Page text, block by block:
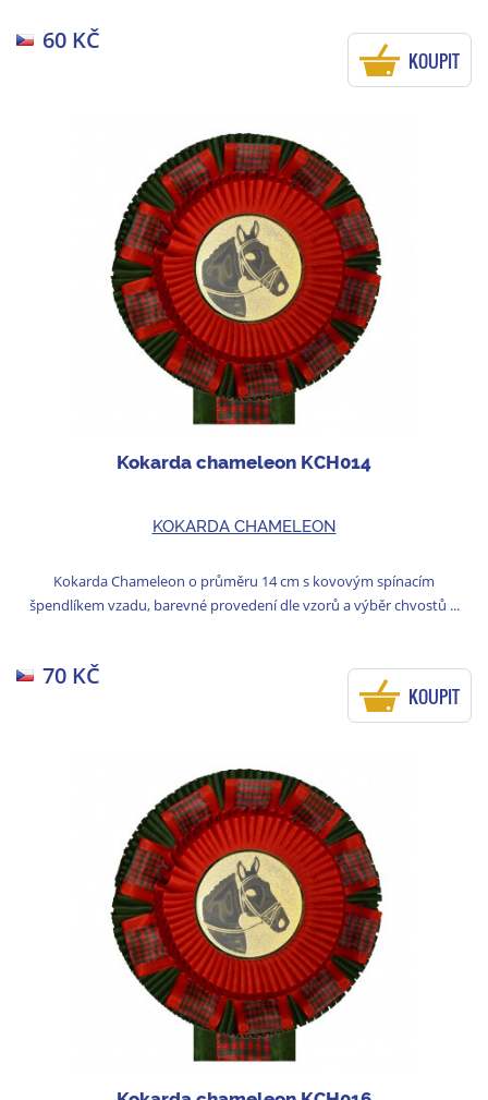
60 KČ
KOUPIT
Kokarda chameleon KCH014
KOKARDA CHAMELEON
Kokarda Chameleon o průměru 14 cm s kovovým spínacím
špendlíkem vzadu, barevné provedení dle vzorů a výběr chvostů ...
70 KČ
KOUPIT